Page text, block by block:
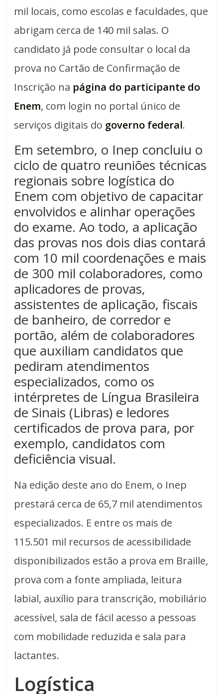
mil locais, como escolas e faculdades, que
abrigam cerca de 140 mil salas. O
candidato já pode consultar o local da
prova no Cartão de Confirmação de
Inscrição na página do participante do
Enem, com login no portal único de
serviços digitais do governo federal.
Em setembro, o Inep concluiu o
ciclo de quatro reuniões técnicas
regionais sobre logística do
Enem com objetivo de capacitar
envolvidos e alinhar operações
do exame. Ao todo, a aplicação
das provas nos dois dias contará
com 10 mil coordenações e mais
de 300 mil colaboradores, como
aplicadores de provas,
assistentes de aplicação, fiscais
de banheiro, de corredor e
portão, além de colaboradores
que auxiliam candidatos que
pediram atendimentos
especializados, como os
intérpretes de Língua Brasileira
de Sinais (Libras) e ledores
certificados de prova para, por
exemplo, candidatos com
deficiência visual.
Na edição deste ano do Enem, o Inep
prestará cerca de 65,7 mil atendimentos
especializados. E entre os mais de
115.501 mil recursos de acessibilidade
disponibilizados estão a prova em Braille,
prova com a fonte ampliada, leitura
labial, auxílio para transcrição, mobiliário
acessível, sala de fácil acesso a pessoas
com mobilidade reduzida e sala para
lactantes.
Logística